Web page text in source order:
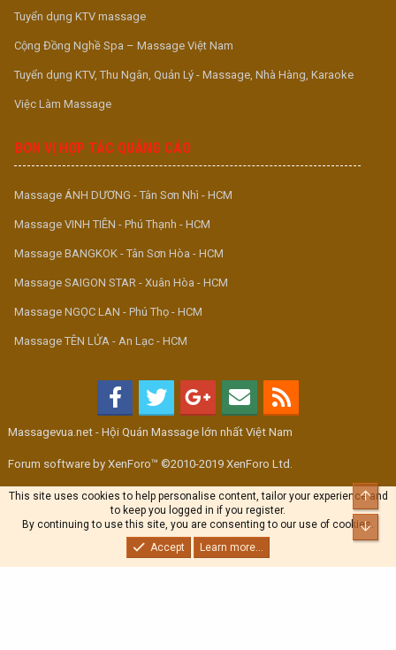
Tuyển dụng KTV massage
Cộng Đồng Nghề Spa – Massage Việt Nam
Tuyển dụng KTV, Thu Ngân, Quản Lý - Massage, Nhà Hàng, Karaoke
Việc Làm Massage
ĐƠN VỊ HỢP TÁC QUẢNG CÁO
Massage ÁNH DƯƠNG - Tân Sơn Nhì - HCM
Massage VINH TIÊN - Phú Thạnh - HCM
Massage BANGKOK - Tân Sơn Hòa - HCM
Massage SAIGON STAR - Xuân Hòa - HCM
Massage NGỌC LAN - Phú Thọ - HCM
Massage TÊN LỬA - An Lạc - HCM
Massagevua.net - Hội Quán Massage lớn nhất Việt Nam
Forum software by XenForo™ ©2010-2019 XenForo Ltd.
This site uses cookies to help personalise content, tailor your experience and
to keep you logged in if you register.
By continuing to use this site, you are consenting to our use of cookies.
Accept
Learn more...
Top